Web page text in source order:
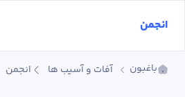
باغبون آفات و آسیب ها انجمن
انجمن